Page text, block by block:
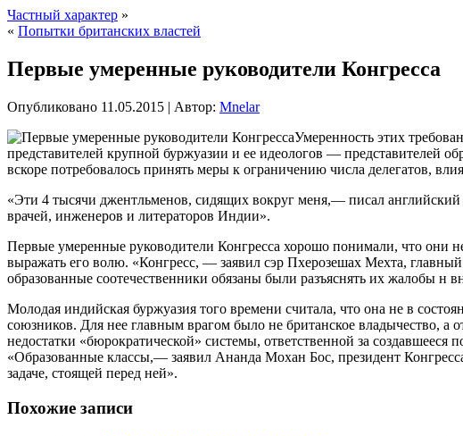
Частный характер »
« Попытки британских властей
Первые умеренные руководители Конгресса
Опубликовано 11.05.2015 | Автор: Mnelar
Умеренность этих
представителей крупной буржуазии и ее идеологов — представителей
вскоре потребовалось принять меры к ограничению числа делегатов,
«Эти 4 тысячи джентльменов, сидящих вокруг меня,— писал
врачей, инженеров и литераторов Индии».
Первые умеренные руководители Конгресса хорошо понимали, что они
выражать его волю. «Конгресс, — заявил сэр Пхерозешах Мехта,
образованные соотечественники обязаны были разъяснять их жалобы н
Молодая индийская буржуазия того времени считала, что она не в
союзников. Для нее главным врагом было не британское владычество, а
недостатки «бюрократической» системы, ответственной за
«Образованные классы,— заявил Ананда Мохан Бос, президент
задаче, стоящей перед ней».
Похожие записи